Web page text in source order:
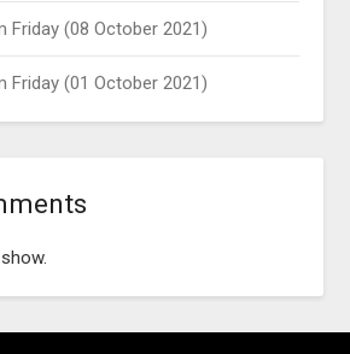
Friday (08 October 2021)
Friday (01 October 2021)